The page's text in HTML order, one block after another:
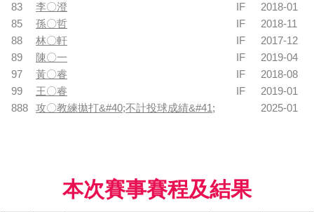
83
李〇澄 IF
2018-01
85
孫〇哲 IF
2018-11
88
林〇軒 IF
2017-12
89
陳〇一 IF
2019-04
97
黃〇睿 IF
2018-08
99
王〇睿 IF
2019-01
888
攻〇教練拋打&#40;不計投球成績&#41; 2025-01
本次賽事賽程及結果